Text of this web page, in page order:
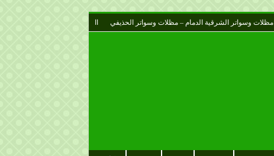
مظلات وسواتر الشرقية الدمام – مظلات وسواتر الحذيفي